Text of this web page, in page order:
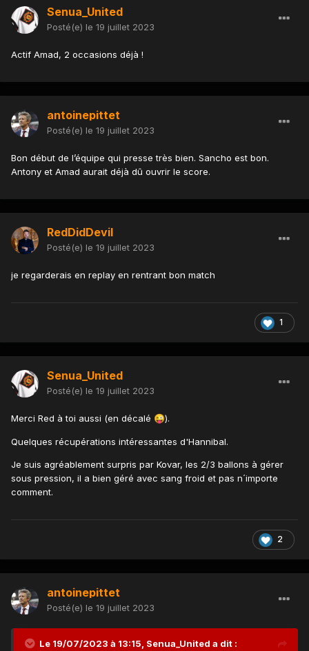
Senua_United
Posté(e) le 19 juillet 2023
Actif Amad, 2 occasions déjà !
antoinepittet
Posté(e) le 19 juillet 2023
Bon début de l’équipe qui presse très bien. Sancho est bon.
Antony et Amad aurait déjà dû ouvrir le score.
RedDidDevil
Posté(e) le 19 juillet 2023
je regarderais en replay en rentrant bon match
1
Senua_United
Posté(e) le 19 juillet 2023
Merci Red à toi aussi (en décalé 😜).
Quelques récupérations intéressantes d'Hannibal.
Je suis agréablement surpris par Kovar, les 2/3 ballons à gérer
sous pression, il a bien géré avec sang froid et pas n´importe
comment.
2
antoinepittet
Posté(e) le 19 juillet 2023
Le 19/07/2023 à 13:15, Senua_United a dit :